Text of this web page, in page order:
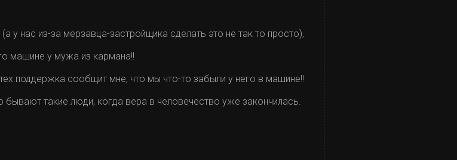
у нас из-за мерзавца-застройщика сделать это не так то просто),
машине у мужа из кармана!!
сообщит мне, что мы что-то забыли у него в машине!!
такие люди, когда вера в человечество уже закончилась.